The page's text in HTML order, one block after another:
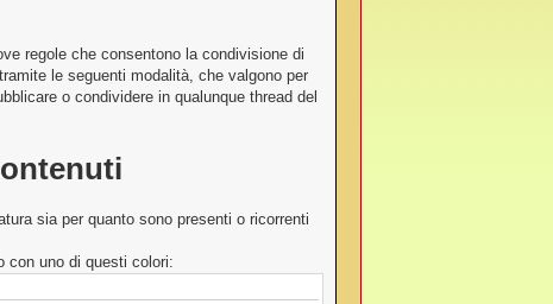
regole che consentono la condivisione di
le seguenti modalità, che valgono per
o condividere in qualunque thread del
sia per quanto sono presenti o ricorrenti
con uno di questi colori: